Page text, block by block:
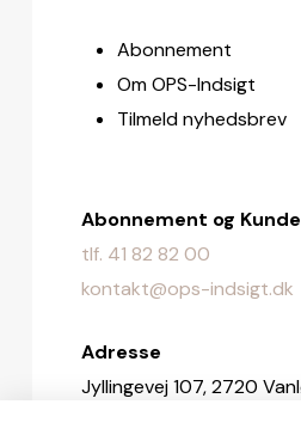
Abonnement
Om OPS-Indsigt
Tilmeld nyhedsbrev
Abonnement og
tlf. 41 82 82 00
kontakt@ops-indsigt.dk
Adresse
Jyllingevej 107, 2720